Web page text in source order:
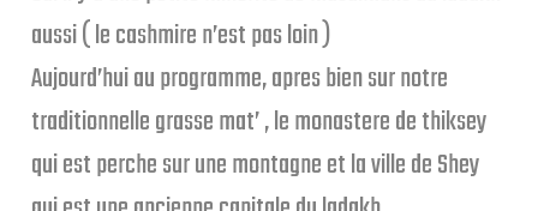
aussi ( le cashmire n’est pas loin )
Aujourd’hui au programme, apres bien sur notre
traditionnelle grasse mat’ , le monastere de thiksey
qui est perche sur une montagne et la ville de Shey